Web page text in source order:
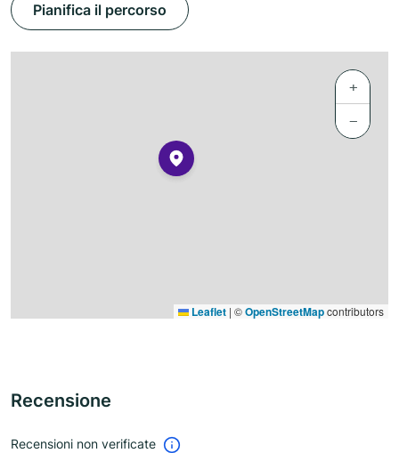
Pianifica il percorso
+
−
Leaflet | ©OpenStreetMapcontributors
Recensione
Recensioni non verificate